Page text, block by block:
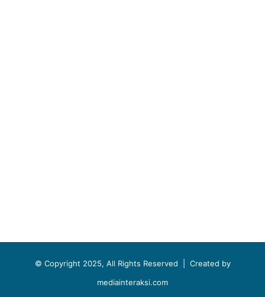
© Copyright 2025, All Rights Reserved | Created by
mediainteraksi.com